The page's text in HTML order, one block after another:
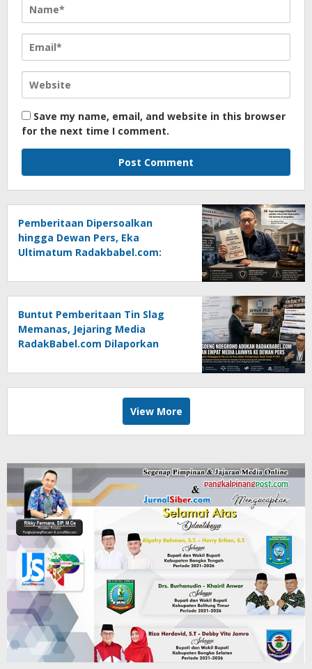
Save my name, email, and website in this browser
for the next time I comment.
Pemberitaan Dipersoalkan
hingga Dewan Pers, Eka
Ultimatum Radakbabel.com:
Tempuh Jalur Hukum
Buntut Pemberitaan Tin Slag
Memanas, Jejaring Media
RadakBabel.com Dilaporkan
Pers
View More